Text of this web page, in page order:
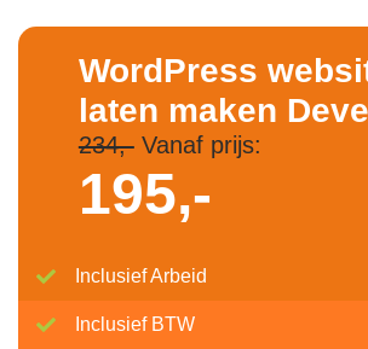
WordPress
laten maken
234,-Vanaf prijs:
195,-
Inclusief Arbeid
Inclusief BTW